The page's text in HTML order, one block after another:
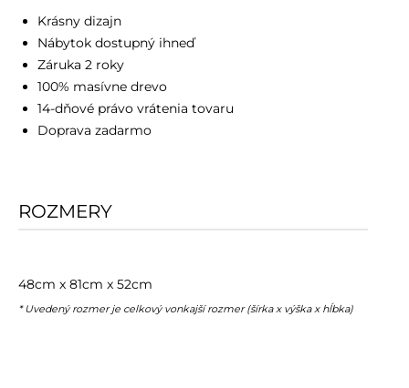
Krásny dizajn
Nábytok dostupný ihneď
Záruka 2 roky
100% masívne drevo
14-dňové právo vrátenia tovaru
Doprava zadarmo
ROZMERY
48cm x 81cm x 52cm
* Uvedený rozmer je celkový vonkajší rozmer (šírka x výška x hĺbka)